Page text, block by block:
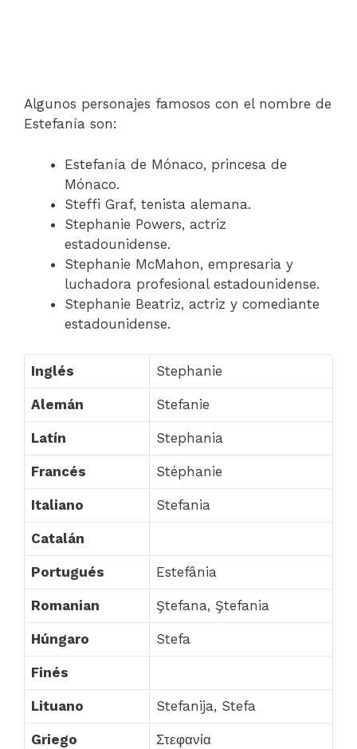
Algunos personajes famosos con el nombre de
Estefanía son:
Estefanía de Mónaco, princesa de
Mónaco.
Steffi Graf, tenista alemana.
Stephanie Powers, actriz
estadounidense.
Stephanie McMahon, empresaria y
luchadora profesional estadounidense.
Stephanie Beatriz, actriz y comediante
estadounidense.
Inglés Stephanie
Alemán Stefanie
Latín Stephania
Francés Stéphanie
Italiano Stefania
Catalán
Portugués Estefânia
Romanian Ştefana, Ştefania
Húngaro Stefa
Finés
Lituano Stefanija, Stefa
Griego Στεφανία